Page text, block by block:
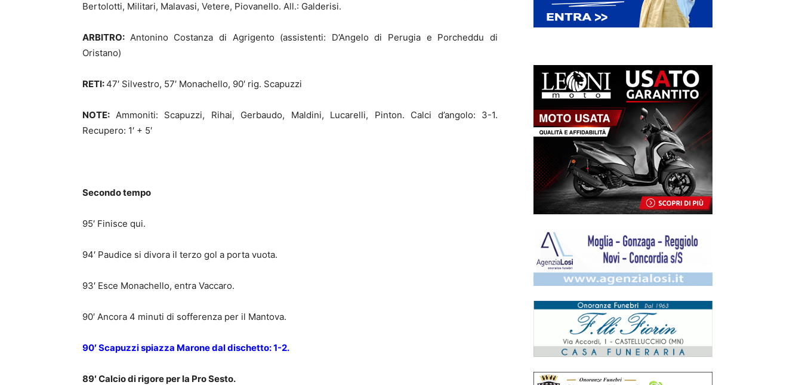
Bertolotti, Militari, Malavasi, Vetere, Piovanello. All.: Galderisi.
ARBITRO: Antonino Costanza di Agrigento (assistenti: D’Angelo di Perugia e Porcheddu di
Oristano)
RETI:47′ Silvestro, 57′ Monachello, 90′ rig. Scapuzzi
NOTE: Ammoniti: Scapuzzi, Rihai, Gerbaudo, Maldini, Lucarelli, Pinton. Calci d’angolo: 3-1.
Recupero: 1′ + 5′
Secondo tempo
95′ Finisce qui.
94′ Paudice si divora il terzo gol a porta vuota.
93′ Esce Monachello, entra Vaccaro.
90′ Ancora 4 minuti di sofferenza per il Mantova.
90′ Scapuzzi spiazza Marone dal dischetto: 1-2.
89′ Calcio di rigore per la Pro Sesto.